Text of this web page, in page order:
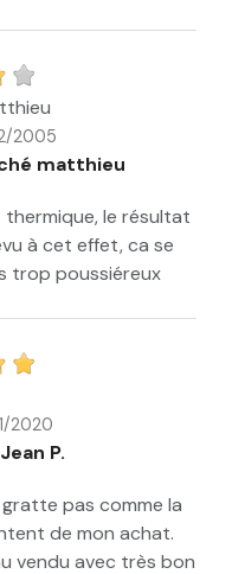
2005
matthieu
le résultat
à cet effet, ca se
trop poussiéreux
2020
P.
pas comme la
de mon achat.
vendu avec très bon